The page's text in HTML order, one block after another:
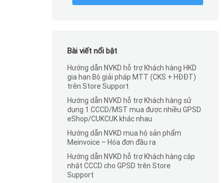
Bài viết nổi bật
Hướng dẫn NVKD hỗ trợ Khách hàng HKD
gia hạn Bộ giải pháp MTT (CKS + HĐĐT)
trên Store Support
Hướng dẫn NVKD hỗ trợ Khách hàng sử
dụng 1 CCCD/MST mua được nhiều GPSD
eShop/CUKCUK khác nhau
Hướng dẫn NVKD mua hộ sản phẩm
Meinvoice – Hóa đơn đầu ra
Hướng dẫn NVKD hỗ trợ Khách hàng cập
nhật CCCD cho GPSD trên Store
Support